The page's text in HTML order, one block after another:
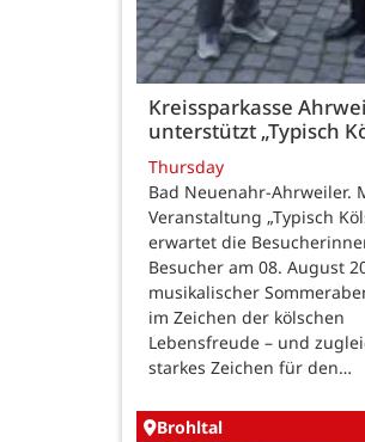
Kreissparkasse
unterstützt „Typisch
Thursday
Bad Neuenahr-Ahrweiler.
Veranstaltung „Typisch
erwartet die
Besucher am 08. August
musikalischer
im Zeichen der kölschen
Lebensfreude – und
starkes Zeichen für den…
Brohltal